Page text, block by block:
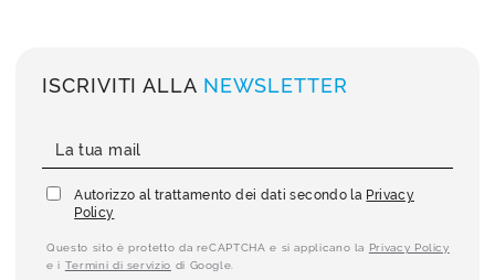
ISCRIVITI ALLA NEWSLETTER
Autorizzo al trattamento dei dati secondo la Privacy
Policy
Questo sito è protetto da reCAPTCHA e si applicano la Privacy Policy
e i Termini di servizio di Google.